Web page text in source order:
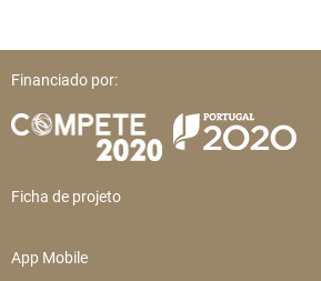
Financiado por:
Ficha de projeto
App Mobile